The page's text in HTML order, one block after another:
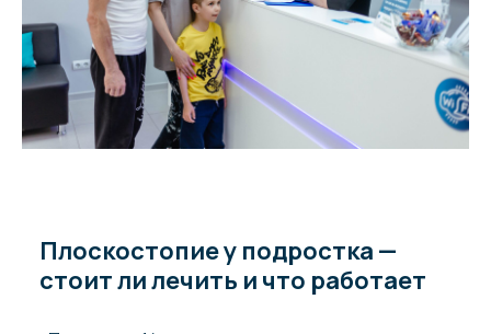
Плоскостопие у подростка —
стоит ли лечить и что работает